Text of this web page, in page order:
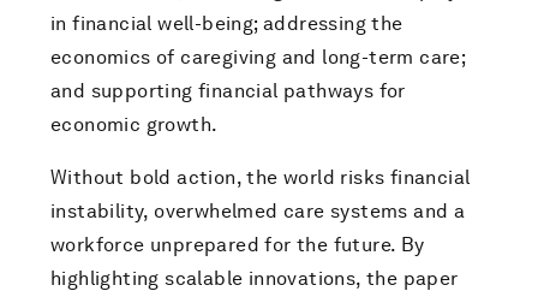
in financial well-being; addressing the
economics of caregiving and long-term care;
and supporting financial pathways for
economic growth.
Without bold action, the world risks financial
instability, overwhelmed care systems and a
workforce unprepared for the future. By
highlighting scalable innovations, the paper